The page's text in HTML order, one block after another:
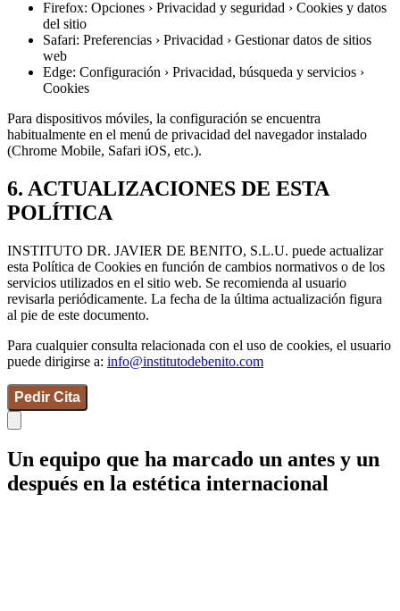
Firefox: Opciones › Privacidad y seguridad › Cookies y datos
del sitio
Safari: Preferencias › Privacidad › Gestionar datos de sitios
web
Edge: Configuración › Privacidad, búsqueda y servicios ›
Cookies
Para dispositivos móviles, la configuración se encuentra
habitualmente en el menú de privacidad del navegador instalado
(Chrome Mobile, Safari iOS, etc.).
6. ACTUALIZACIONES DE ESTA
POLÍTICA
INSTITUTO DR. JAVIER DE BENITO, S.L.U. puede actualizar
esta Política de Cookies en función de cambios normativos o de los
servicios utilizados en el sitio web. Se recomienda al usuario
revisarla periódicamente. La fecha de la última actualización figura
al pie de este documento.
Para cualquier consulta relacionada con el uso de cookies, el usuario
puede dirigirse a: info@institutodebenito.com
Pedir Cita
Un equipo que ha marcado un antes y un
después en la estética internacional